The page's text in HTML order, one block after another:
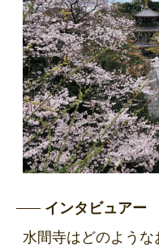
インタビュアー
水間寺はどのような